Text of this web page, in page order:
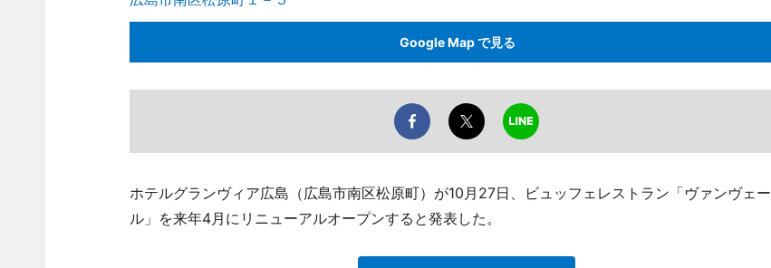
Google Map で見る
ホテルグランヴィア広島（広島市南区松原町）が10月27日、ビュッフェレストラン「ヴァンヴェー
ル」を来年4月にリニューアルオープンすると発表した。